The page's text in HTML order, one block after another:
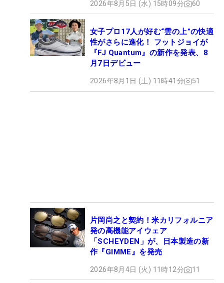
2026年8月5日 (水) 15時09分 60
女子プロ17人が好む“雲の上”の快適
性がさらに進化！ フットジョイが
『FJ Quantum』の新作を発表、8
月7日デビュー
2026年8月1日 (土) 11時41分 51
片岡尚之と契約！米カリフォルニア
発の高機能アイウェア
「SCHEYDEN」が、日本製造の新
作『GIMME』を発売
2026年8月4日 (火) 11時12分 11